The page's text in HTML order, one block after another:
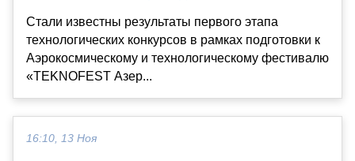
Стали известны результаты первого этапа
технологических конкурсов в рамках подготовки к
Аэрокосмическому и технологическому фестивалю
«TEKNOFEST Азер...
16:10, 13 Ноя